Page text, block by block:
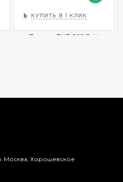
КУПИТЬ В 1 КЛИК
Москва, Хорошевское